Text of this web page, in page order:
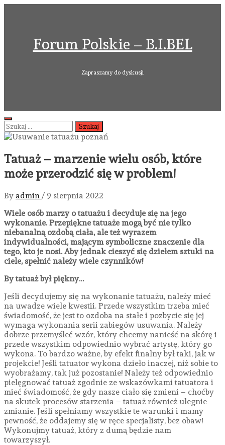
Forum Polskie – B.I.BEL
Zapraszamy do dyskusji
Primary
Menu
Szukaj:
Tatuaż – marzenie wielu osób, które
może przerodzić się w problem!
By admin / 9 sierpnia 2022
Wiele osób marzy o tatuażu i decyduje się na jego
wykonanie. Przepiękne tatuaże mogą być nie tylko
niebanalną ozdobą ciała, ale też wyrazem
indywidualności, mającym symboliczne znaczenie dla
tego, kto je nosi. Aby jednak cieszyć się dziełem sztuki na
ciele, spełnić należy wiele czynników!
By tatuaż był piękny…
Jeśli decydujemy się na wykonanie tatuażu, należy mieć
na uwadze wiele kwestii. Przede wszystkim trzeba mieć
świadomość, że jest to ozdoba na stałe i pozbycie się jej
wymaga wykonania serii zabiegów usuwania. Należy
dobrze przemyśleć wzór, który chcemy nanieść na skórę i
przede wszystkim odpowiednio wybrać artystę, który go
wykona. To bardzo ważne, by efekt finalny był taki, jak w
projekcie! Jeśli tatuator wykona dzieło inaczej, niż sobie to
wyobrażamy, tak już pozostanie! Należy też odpowiednio
pielęgnować tatuaż zgodnie ze wskazówkami tatuatora i
mieć świadomość, że gdy nasze ciało się zmieni – choćby
na skutek procesów starzenia – tatuaż również ulegnie
zmianie. Jeśli spełniamy wszystkie te warunki i mamy
pewność, że oddajemy się w ręce specjalisty, bez obaw!
Wykonujmy tatuaż, który z dumą będzie nam
towarzyszył.